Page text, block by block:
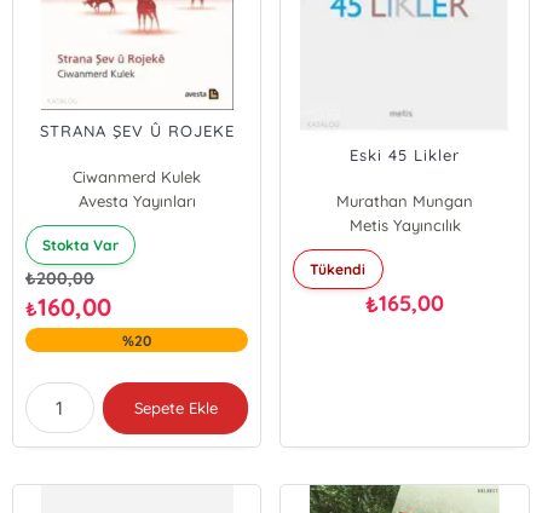
STRANA ŞEV Û ROJEKE
Ciwanmerd Kulek
Avesta Yayınları
Stokta Var
₺200,00
₺160,00
%20
Sepete Ekle
Eski 45 Likler
Murathan Mungan
Metis Yayıncılık
Tükendi
₺165,00